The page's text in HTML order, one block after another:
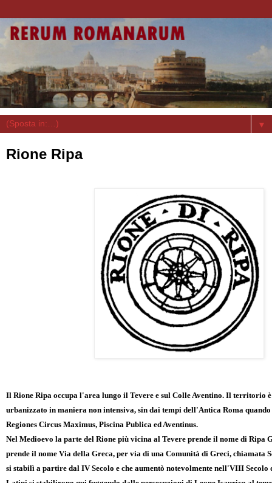
▼
Rione Ripa
Il Rione Ripa occupa l'area lungo il Tevere e sul Colle Aventino. Il territorio è
urbanizzato in maniera non intensiva, sin dai tempi dell'Antica Roma
Regiones Circus Maximus, Piscina Publica ed Aventinus.
Nel Medioevo la parte del Rione più vicina al Tevere prende il nome di Ripa
prende il nome Via della Greca, per via di una Comunità di Greci, chiamata
si stabilì a partire dal IV Secolo e che aumentò notevolmente nell'VIII Secolo